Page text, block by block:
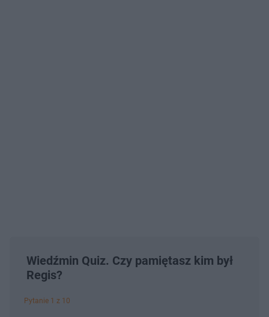
Wiedźmin Quiz. Czy pamiętasz kim był
Regis?
Pytanie 1 z 10